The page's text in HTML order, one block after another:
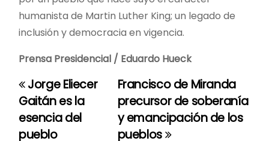
humanista de Martin Luther King; un legado de
inclusión y democracia en vigencia.
Prensa Presidencial / Eduardo Hueck
N
a
Francisco de Miranda
precursor de soberanía
y emancipación de los
pueblos
Jorge Eliecer
Gaitán es la
esencia del
pueblo